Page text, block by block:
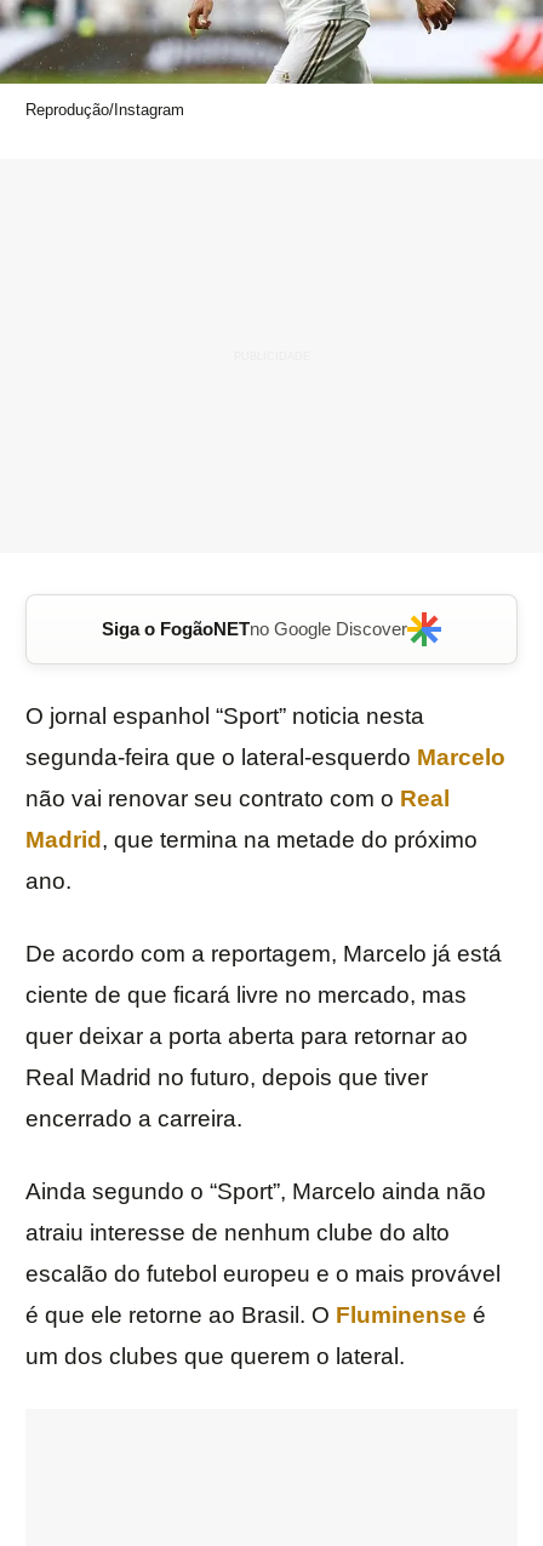
Reprodução/Instagram
Siga o FogãoNETno Google Discover
O jornal espanhol “Sport” noticia nesta
segunda-feira que o lateral-esquerdo Marcelo
não vai renovar seu contrato com o Real
Madrid , que termina na metade do próximo
ano.
De acordo com a reportagem, Marcelo já está
ciente de que ficará livre no mercado, mas
quer deixar a porta aberta para retornar ao
Real Madrid no futuro, depois que tiver
encerrado a carreira.
Ainda segundo o “Sport”, Marcelo ainda não
atraiu interesse de nenhum clube do alto
escalão do futebol europeu e o mais provável
é que ele retorne ao Brasil. O Fluminense é
um dos clubes que querem o lateral.